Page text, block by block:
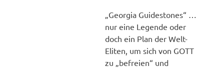
„Georgia Guidestones“ …
nur eine Legende oder
doch ein Plan der Welt-
Eliten, um sich von GOTT
zu „befreien“ und